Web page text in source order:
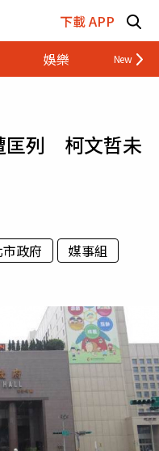
下載 APP
娛樂 財經
匡列 柯文哲未
政府
媒事組